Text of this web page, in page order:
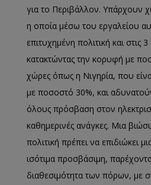
για το Περιβάλλον. Υπάρχουν
η οποία μέσω του εργαλείου
επιτυχημένη πολιτική και στις
κατακτώντας την κορυφή με
χώρες όπως η Νιγηρία, που
με ποσοστό 30%, και
όλους πρόσβαση στον
καθημερινές ανάγκες. Μια
πολιτική πρέπει να επιδιώκει
ισότιμα προσβάσιμη,
διαθεσιμότητα των πόρων, με